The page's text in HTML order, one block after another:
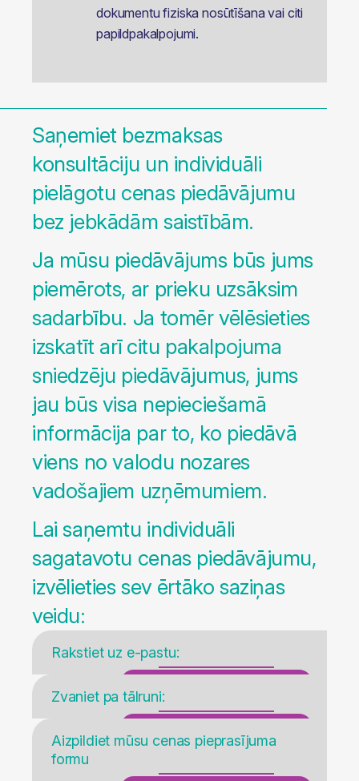
dokumentu fiziska nosūtīšana vai citi
papildpakalpojumi.
Saņemiet bezmaksas
konsultāciju un individuāli
pielāgotu cenas piedāvājumu
bez jebkādām saistībām.
Ja mūsu piedāvājums būs jums
piemērots, ar prieku uzsāksim
sadarbību. Ja tomēr vēlēsieties
izskatīt arī citu pakalpojuma
sniedzēju piedāvājumus, jums
jau būs visa nepieciešamā
informācija par to, ko piedāvā
viens no valodu nozares
vadošajiem uzņēmumiem.
Lai saņemtu individuāli
sagatavotu cenas piedāvājumu,
izvēlieties sev ērtāko saziņas
veidu:
Rakstiet uz e-pastu:
Zvaniet pa tālruni:
Aizpildiet mūsu cenas pieprasījuma
formu